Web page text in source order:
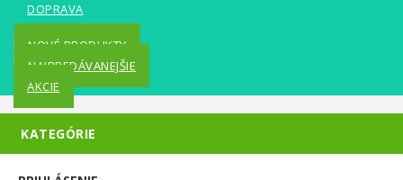
DOPRAVA
KONTAKT
NOVÉ PRODUKTY
NAJPREDÁVANEJŠIE
AKCIE
KATEGÓRIE